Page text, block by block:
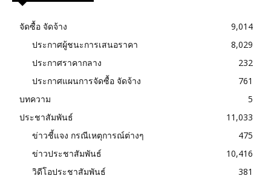
จัดซื้อ จัดจ้าง
9,014
ประกาศผู้ชนะการเสนอราคา
8,029
ประกาศราคากลาง
232
ประกาศแผนการจัดซื้อ จัดจ้าง
761
บทความ
5
ประชาสัมพันธ์
11,033
ข่าวชี้แจง กรณีเหตุการณ์ต่างๆ
475
ข่าวประชาสัมพันธ์
10,416
วิดีโอประชาสัมพันธ์
381